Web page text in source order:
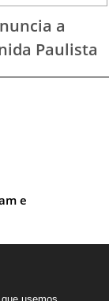
a
Paulista
e